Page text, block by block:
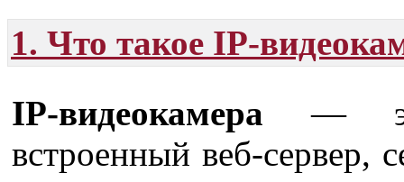
1. Что такое IP-
IP-видеокамера ― это
встроенный веб-сервер,